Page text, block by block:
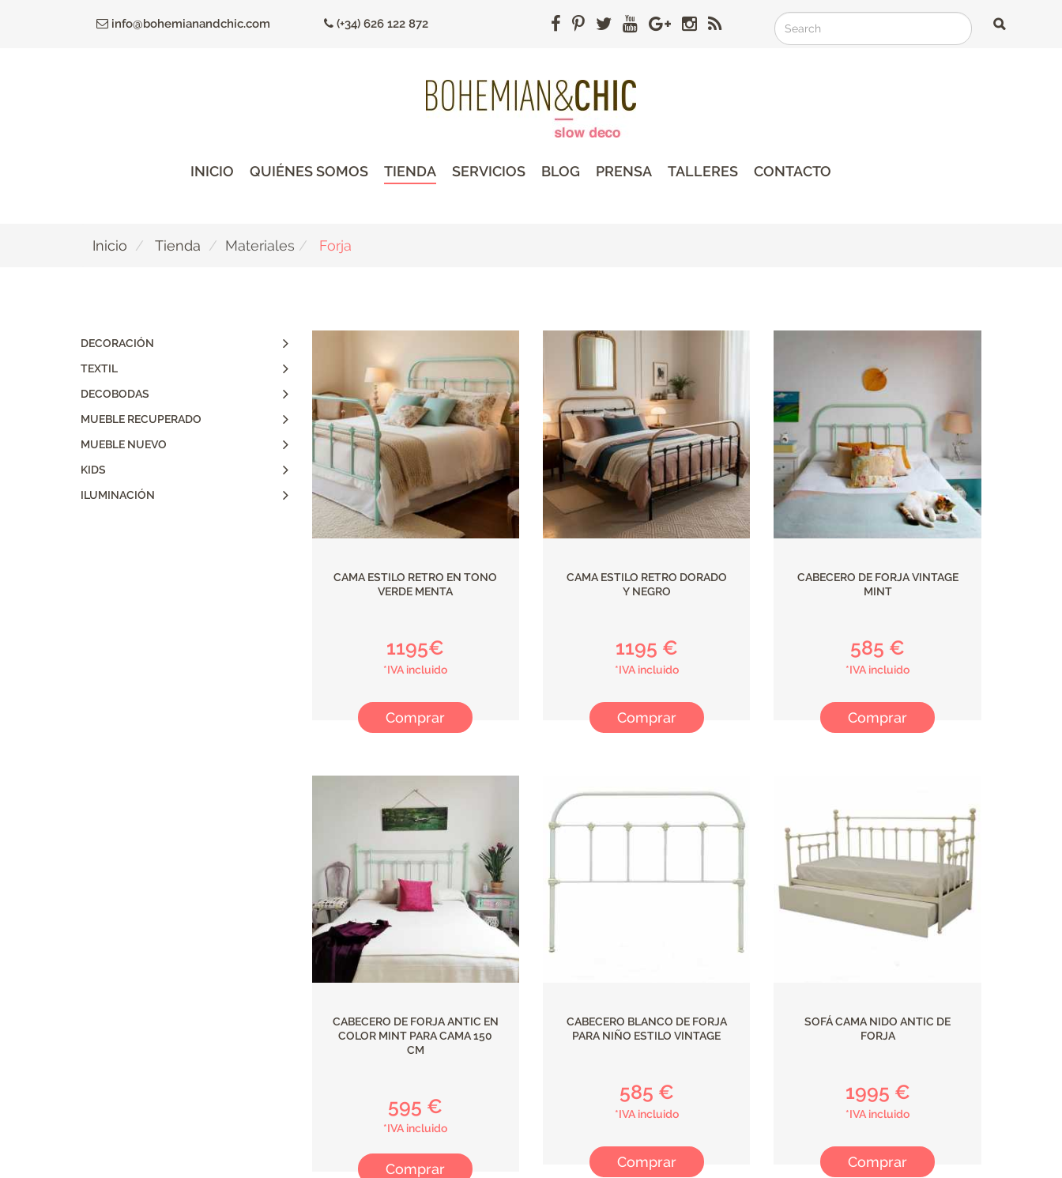
info@bohemianandchic.com (+34) 626 122 872
Search
Search
Search
INICIO QUIÉNES SOMOS TIENDA SERVICIOS BLOG PRENSA TALLERES CONTACTO
Inicio Tienda Materiales Forja
DECORACIÓN
TEXTIL
DECOBODAS
MUEBLE RECUPERADO
MUEBLE NUEVO
KIDS
ILUMINACIÓN
CAMA ESTILO RETRO EN TONO
VERDE MENTA
1195€
*IVA incluido
Comprar
CAMA ESTILO RETRO DORADO
Y NEGRO
1195 €
*IVA incluido
Comprar
CABECERO DE FORJA VINTAGE
MINT
585 €
*IVA incluido
Comprar
CABECERO DE FORJA ANTIC EN
COLOR MINT PARA CAMA 150
CM
595 €
*IVA incluido
Comprar
CABECERO BLANCO DE FORJA
PARA NIÑO ESTILO VINTAGE
585 €
*IVA incluido
Comprar
SOFÁ CAMA NIDO ANTIC DE
FORJA
1995 €
*IVA incluido
Comprar